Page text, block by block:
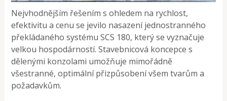
Nejvhodnějším řešením s ohledem na rychlost,
efektivitu a cenu se jevilo nasazení jednostranného
překládaného systému SCS 180, který se vyznačuje
velkou hospodárností. Stavebnicová koncepce s
dělenými konzolami umožňuje mimořádně
všestranné, optimální přizpůsobení všem tvarům a
požadavkům.​